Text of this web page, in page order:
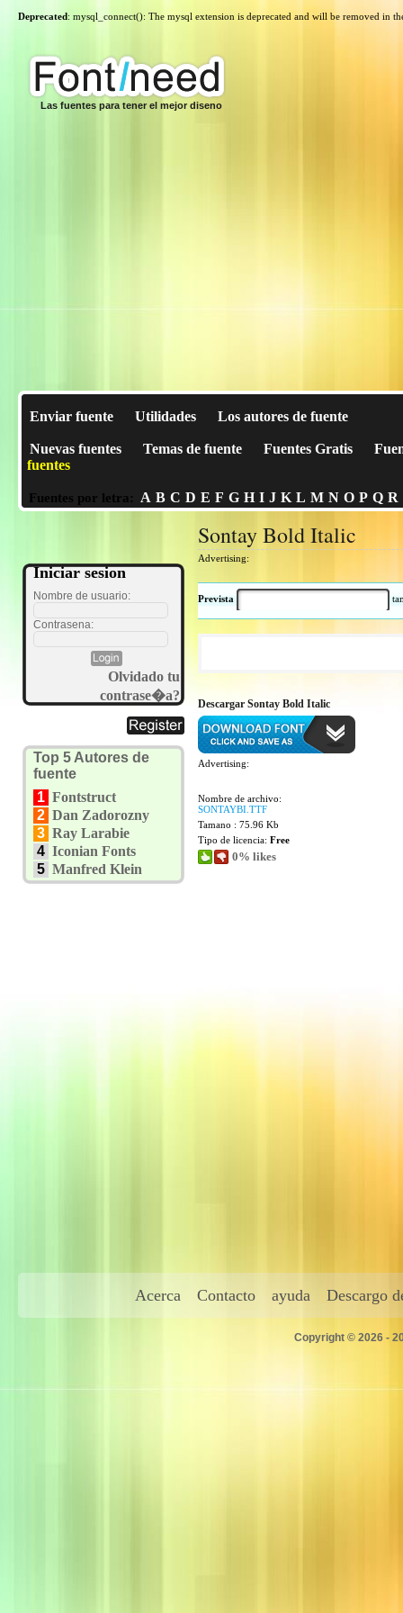
Deprecated: mysql_connect(): The mysql extension is deprecated and will be removed in
Las fuentes para tener el mejor diseno
Enviar fuente Utilidades Los autores de fuente
Nuevas fuentes Temas de fuente Fuentes Gratis
fuentes
Fuentes por letra: A B C D E F G H I J K L M N O P Q R
Iniciar sesion
Nombre de usuario:
Contrasena:
Olvidado tu
contrase�a?
Top 5 Autores de
fuente
1 Fontstruct
2 Dan Zadorozny
3 Ray Larabie
4 Iconian Fonts
5 Manfred Klein
Sontay Bold Italic
Advertising:
Prevista
Descargar Sontay Bold Italic
Advertising:
Nombre de archivo:
SONTAYBI.TTF
Tamano : 75.96 Kb
Tipo de licencia: Free
0% likes
Acerca Contacto ayuda Descargo
Copyright © 2026 -